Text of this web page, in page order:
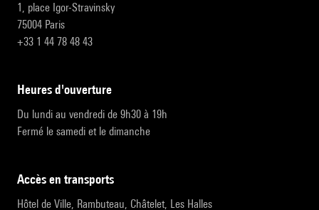
1, place Igor-Stravinsky
75004 Paris
+33 1 44 78 48 43
heures d'ouverture
Du lundi au vendredi de 9h30 à 19h
Fermé le samedi et le dimanche
accès en transports
Hôtel de Ville, Rambuteau, Châtelet, Les Halles